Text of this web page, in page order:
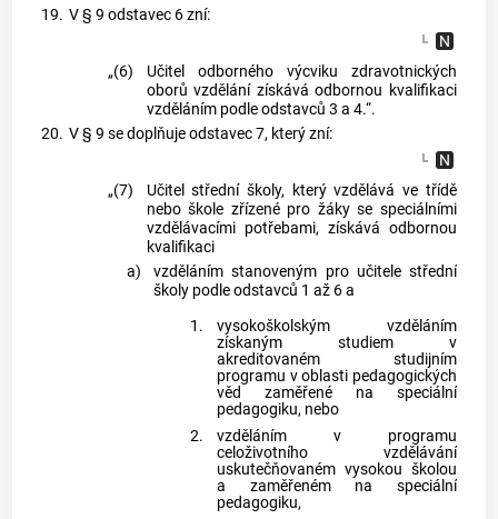
19. V § 9 odstavec 6 zní:
„(6)
Učitel odborného výcviku zdravotnických
oborů vzdělání získává odbornou kvalifikaci
vzděláním podle odstavců 3 a 4.“.
20. V § 9 se doplňuje odstavec 7, který zní:
„(7)
Učitel střední školy, který vzdělává ve třídě
nebo škole zřízené pro žáky se speciálními
vzdělávacími potřebami, získává odbornou
kvalifikaci
a)
vzděláním stanoveným pro učitele střední
školy podle odstavců 1 až 6 a
1.
vysokoškolským vzděláním
získaným studiem v
akreditovaném studijním
programu v oblasti pedagogických
věd zaměřené na speciální
pedagogiku, nebo
2.
vzděláním v programu
celoživotního vzdělávání
uskutečňovaném vysokou školou
a zaměřeném na speciální
pedagogiku,